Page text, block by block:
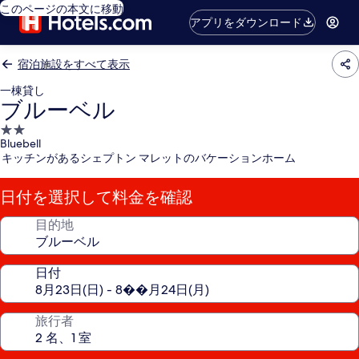
このページの本文に移動
アプリをダウンロード
宿泊施設をすべて表示
一棟貸し
ブルーベル
2.0
つ
星
宿
泊
施
Bluebell
キッチンがあるシェプトン マレットのバケーションホーム
日付を選択して料金を確認
目的地
日付
旅行者